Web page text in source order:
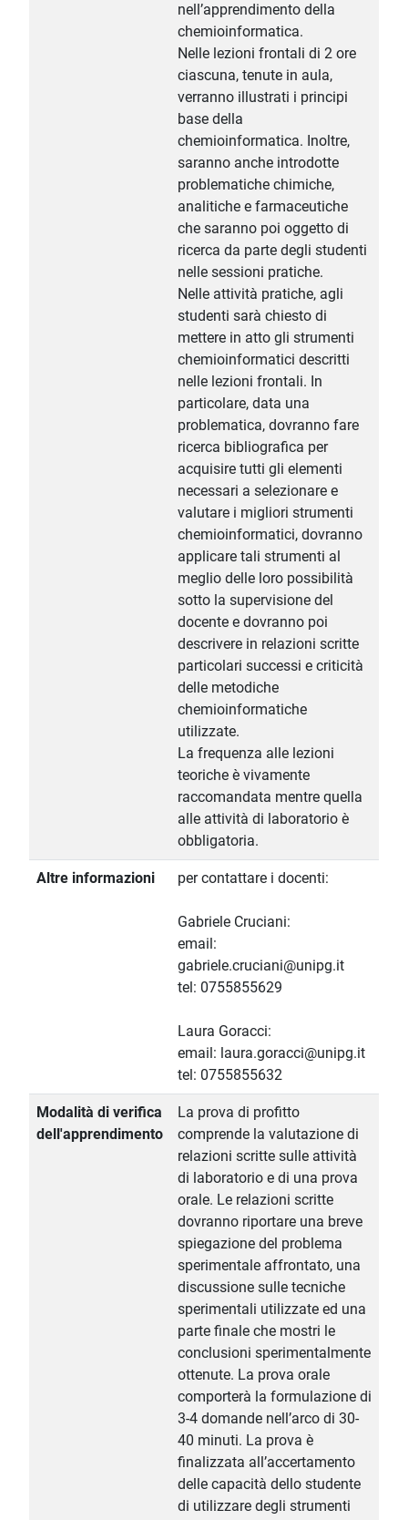
nell’apprendimento della
chemioinformatica.
Nelle lezioni frontali di 2 ore
ciascuna, tenute in aula,
verranno illustrati i principi
base della
chemioinformatica. Inoltre,
saranno anche introdotte
problematiche chimiche,
analitiche e farmaceutiche
che saranno poi oggetto di
ricerca da parte degli studenti
nelle sessioni pratiche.
Nelle attività pratiche, agli
studenti sarà chiesto di
mettere in atto gli strumenti
chemioinformatici descritti
nelle lezioni frontali. In
particolare, data una
problematica, dovranno fare
ricerca bibliografica per
acquisire tutti gli elementi
necessari a selezionare e
valutare i migliori strumenti
chemioinformatici, dovranno
applicare tali strumenti al
meglio delle loro possibilità
sotto la supervisione del
docente e dovranno poi
descrivere in relazioni scritte
particolari successi e criticità
delle metodiche
chemioinformatiche
utilizzate.
La frequenza alle lezioni
teoriche è vivamente
raccomandata mentre quella
alle attività di laboratorio è
obbligatoria.
Altre informazioni per contattare i docenti:
Gabriele Cruciani:
email:
gabriele.cruciani@unipg.it
tel: 0755855629
Laura Goracci:
email: laura.goracci@unipg.it
tel: 0755855632
Modalità di verifica
dell'apprendimento
La prova di profitto
comprende la valutazione di
relazioni scritte sulle attività
di laboratorio e di una prova
orale. Le relazioni scritte
dovranno riportare una breve
spiegazione del problema
sperimentale affrontato, una
discussione sulle tecniche
sperimentali utilizzate ed una
parte finale che mostri le
conclusioni sperimentalmente
ottenute. La prova orale
comporterà la formulazione di
3-4 domande nell’arco di 30-
40 minuti. La prova è
finalizzata all’accertamento
delle capacità dello studente
di utilizzare degli strumenti